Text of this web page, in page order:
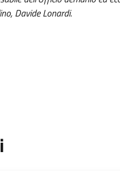
Davide Lonardi.